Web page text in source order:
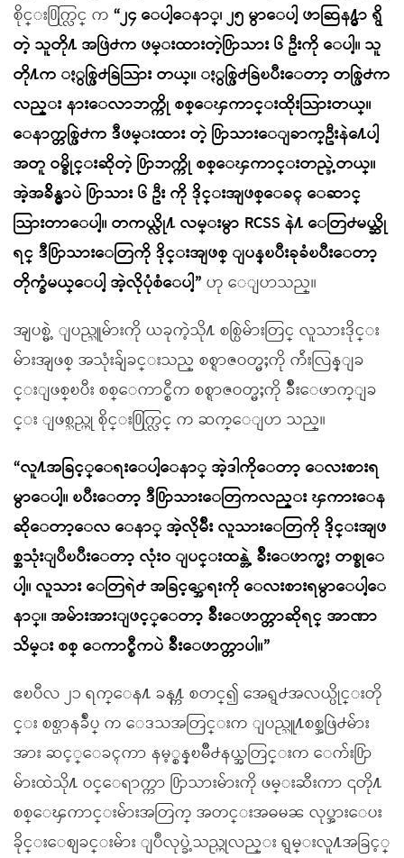
စိုင္း႐ြက္လြင္ က “၂၄ ေပါ့ေနာ္၊ ၂၅ မွာေပါ့ ဖာဆြန႔္မွာ ရွိ
တဲ့ သူတို႔ အဖြဲ႕က ဖမ္းထားတဲ့႐ြာသား ၆ ဦးကို ေပါ့။ သူ
တို႔က ႏွစ္ဖြဲ႕ခြဲသြား တယ္။ ႏွစ္ဖြဲ႕ခြဲၿပီးေတာ့ တစ္ဖြဲ႕က
လည္း နားေလာဘက္ကို စစ္ေၾကာင္းထိုးသြားတယ္။
ေနာက္တစ္ဖြဲ႕က ဒီဖမ္းထား တဲ့ ႐ြာသားေျခာက္ဦးနဲ႔ေပါ့
အတူ ဝမ္ခိုင္းဆိုတဲ့ ႐ြာဘက္ကို စစ္ေၾကာင္းတည္ခဲ့တယ္။
အဲ့အခ်ိန္မွာပဲ ႐ြာသား ၆ ဦး ကို ဒိုင္းအျဖစ္ေခၚ ေဆာင္
သြားတာေပါ့။ တကယ္လို႔ လမ္းမွာ RCSS နဲ႔ ေတြ႕မယ္ဆို
ရင္ ဒီ႐ြာသားေတြကို ဒိုင္းအျဖစ္ ျပန္ၿပီးခုခံၿပီးေတာ့
တိုက္ခံမယ္ေပါ့ အဲ့လိုပုံစံေပါ့” ဟု ေျပာသည္။
အျပစ္မဲ့ ျပည္သူမ်ားကို ယခုကဲ့သို႔ စစ္ပြဲမ်ားတြင္ လူသားဒိုင္း
မ်ားအျဖစ္ အသုံးခ်ျခင္းသည္ စစ္ရာဇဝတ္မႈကို က်ဴးလြန္ျခ
င္းျဖစ္ၿပီး စစ္ေကာင္စီက စစ္ရာဇဝတ္မႈကို ခ်ိဳးေဖာက္ျခ
င္း ျဖစ္သည္ဟု စိုင္း႐ြက္လြင္ က ဆက္ေျပာ သည္။
“လူ႔အခြင့္ေရးေပါ့ေနာ္ အဲ့ဒါကိုေတာ့ ေလးစားရ
မွာေပါ့။ ၿပီးေတာ့ ဒီ႐ြာသားေတြကလည္း ၾကားေန
ဆိုေတာ့ေလ ေနာ္ အဲ့လိုမ်ိဳး လူသားေတြကို ဒိုင္းအျဖ
စ္အသုံးျပဳၿပီးေတာ့ လုံးဝ ျပင္းထန္တဲ့ ခ်ိဳးေဖာက္မႈ တစ္ခုေ
ပါ့။ လူသား ေတြရဲ႕ အခြင့္အေရးကို ေလးစားရမွာေပါ့ေ
နာ္။ အမ်ားအားျဖင့္ေတာ့ ခ်ိဳးေဖာက္တာဆိုရင္ အာဏာ
သိမ္း စစ္ ေကာင္စီကပဲ ခ်ိဳးေဖာက္တာပါ။”
ဧၿပီလ ၂၁ ရက္ေန႔ ခန႔္က စတင္၍ အေရွ႕အလယ္ပိုင္းတို
င္း စစ္ဌာနခ်ဳပ္ က ေဒသအတြင္းက ျပည္သူ႔စစ္အဖြဲ႕မ်ား
အား ဆင့္ေခၚကာ နမ့္စန္ၿမိဳ႕နယ္အတြင္းက ေက်း႐ြာ
မ်ားထဲသို႔ ဝင္ေရာက္ကာ ႐ြာသားမ်ားကို ဖမ္းဆီးကာ ၎တို႔
စစ္ေၾကာင္းမ်ားအတြက္ အတင္းအဓမၼ လုပ္အားေပး
ခိုင္းေစျခင္းမ်ား ျပဳလုပ္ခဲ့သည္ဟုလည္း ရွမ္းလူ႔အခြင့္